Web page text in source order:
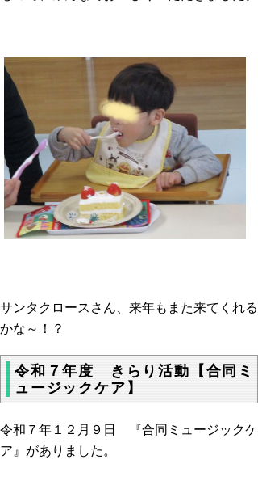
サンタクロースさん、来年もまた来てくれる
かな～！？
令和７年度 きらり活動【合同ミ
ュージックケア】
令和７年１２月９日 『合同ミュージックケ
ア』がありました。